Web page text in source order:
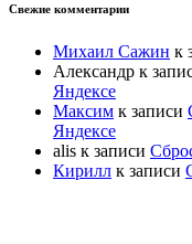
Свежие комментарии
Михаил Сажин к
Александр к
Яндексе
Максим к записи
Яндексе
alis к записи
Кирилл к записи